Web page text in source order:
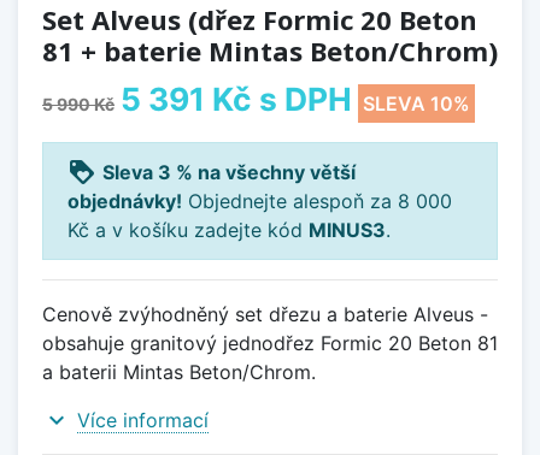
Set Alveus (dřez Formic 20 Beton
81 + baterie Mintas Beton/Chrom)
5 990 Kč 5 391 Kč s DPH SLEVA 10%
loyalty Sleva 3 % na všechny větší
objednávky! Objednejte alespoň za 8 000
Kč a v košíku zadejte kód MINUS3.
Cenově zvýhodněný set dřezu a baterie Alveus -
obsahuje granitový jednodřez Formic 20 Beton 81
a baterii Mintas Beton/Chrom.
expand_more Více informací